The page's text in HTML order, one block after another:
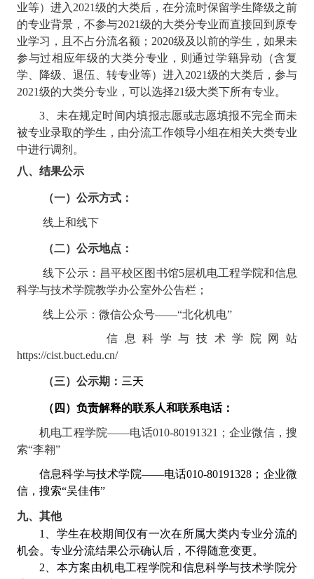
业等）进入 2021级的大类后，在分流时保留学生降级之前
的专业背景，不参与2021级的大类分专业而直接回到原专
业学习，且不占分流名额； 2020级及以前的学生，如果未
参与过相应年级的大类分专业，则通过学籍异动（含复
学、降级、退伍、转专业等）进入 2021级的大类后，参与
2021级的大类分专业，可以选择21级大类下所有专业。
3、未在规定时间内填报志愿或志愿填报不完全而未
被专业录取的学生，由分流工作领导小组在相关大类专业
中进行调剂。
八、结果公示
（一）公示方式：
线上和线下
（二）公示地点：
线下公示：昌平校区图书馆5层机电工程学院和信息
科学与技术学院教学办公室外公告栏；
线上公示：微信公众号——“北化机电”
信息科学与技术学院网站
https://cist.buct.edu.cn/
（三）公示期： 三天
（四）负责解释的联系人和联系电话：
机电工程学院——电话010-80191321 ；企业微信，搜
索“李翱”
信息科学与技术学院——电话010-80191328 ；企业微
信，搜索“吴佳伟”
九、其他
1
、学生在校期间仅有一次在所属大类内专业分流的
机会。专业分流结果公示确认后，不得随意变更。
2 、本方案由机电工程学院和信息科学与技术学院分